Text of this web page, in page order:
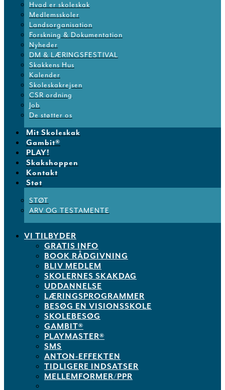
Hvad er skoleskak
Medlemsskoler
Landsorganisation
Forskning & Dokumentation
Nyheder
DM & LÆRINGSFESTIVAL
Skakkens Hus
Kalender
Skoleskakrejsen
CSR ordning
Job
De støtter os
Mit Skoleskak
Gambit®
PLAY!
Skakshoppen
Kontakt
Støt
STØT
ARV OG TESTAMENTE
VI TILBYDER
GRATIS INFO
BOOK RÅDGIVNING
BLIV MEDLEM
SKOLERNES SKAKDAG
UDDANNELSE
LÆRINGSPROGRAMMER
BESØG EN VISIONSSKOLE
SKOLEBESØG
GAMBIT®
PLAYMASTER®
SMS
ANTON-EFFEKTEN
TIDLIGERE INDSATSER
MELLEMFORMER/PPR